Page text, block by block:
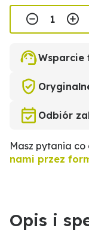
Wsparcie
Odbiór
Masz pytania
nami przez
Opis i